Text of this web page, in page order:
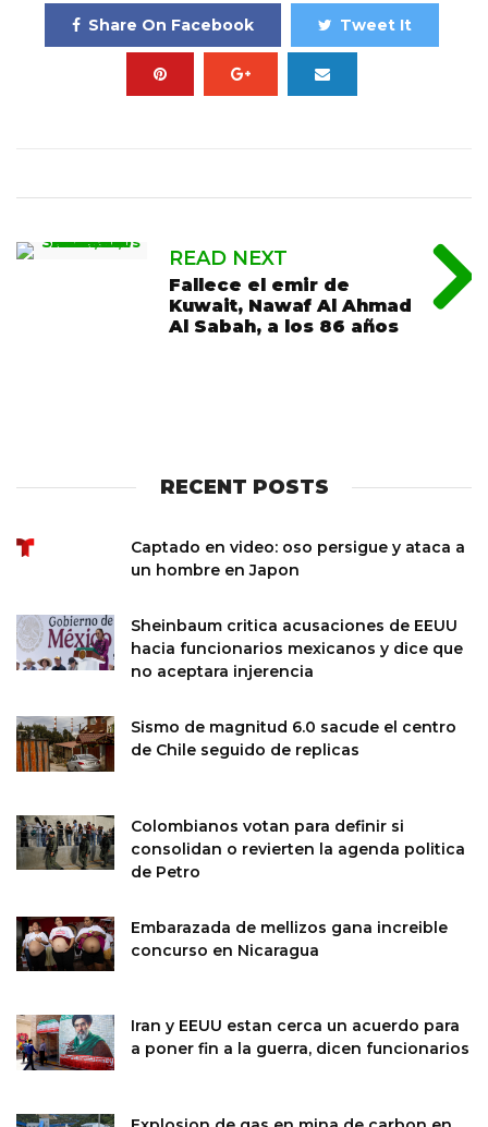
Share On Facebook Tweet It
READ NEXT
Fallece el emir de
Kuwait, Nawaf Al Ahmad
Al Sabah, a los 86 años
RECENT POSTS
Captado en video: oso persigue y ataca a
un hombre en Japon
Sheinbaum critica acusaciones de EEUU
hacia funcionarios mexicanos y dice que
no aceptara injerencia
Sismo de magnitud 6.0 sacude el centro
de Chile seguido de replicas
Colombianos votan para definir si
consolidan o revierten la agenda politica
de Petro
Embarazada de mellizos gana increible
concurso en Nicaragua
Iran y EEUU estan cerca un acuerdo para
a poner fin a la guerra, dicen funcionarios